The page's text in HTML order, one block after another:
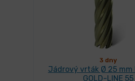
3 dny
Jádrový vrták Ø 25 mm
GOLD-LINE 55